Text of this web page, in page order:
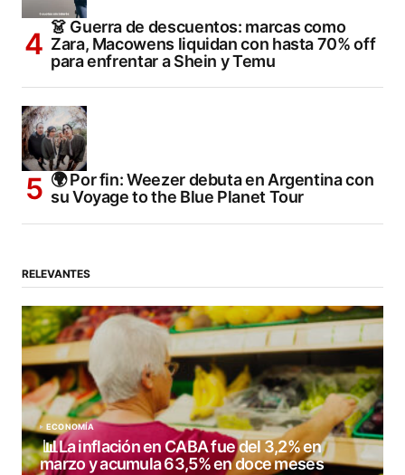
👗 Guerra de descuentos: marcas como
Zara, Macowens liquidan con hasta 70% off
para enfrentar a Shein y Temu
🌍 Por fin: Weezer debuta en Argentina con
su Voyage to the Blue Planet Tour
RELEVANTES
ECONOMÍA
📊La inflación en CABA fue del 3,2% en
marzo y acumula 63,5% en doce meses